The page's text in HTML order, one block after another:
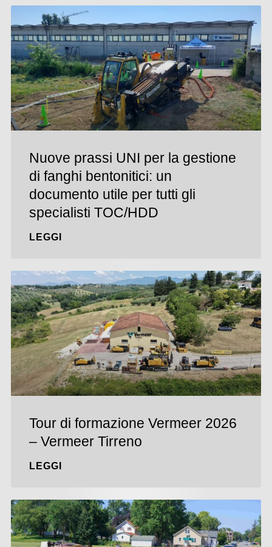
Nuove prassi UNI per la gestione
di fanghi bentonitici: un
documento utile per tutti gli
specialisti TOC/HDD
LEGGI
Tour di formazione Vermeer 2026
– Vermeer Tirreno
LEGGI